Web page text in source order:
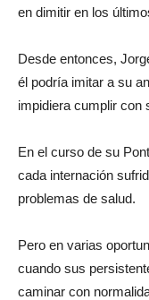
en dimitir en los
Desde entonces,
él podría imitar a su
impidiera cumplir con
En el curso de su
cada internación
problemas de salud.
Pero en varias
cuando sus
caminar con